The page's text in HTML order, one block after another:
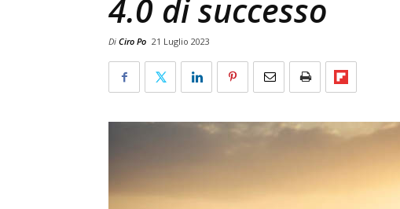
4.0 di successo
Di Ciro Po 21 Luglio 2023